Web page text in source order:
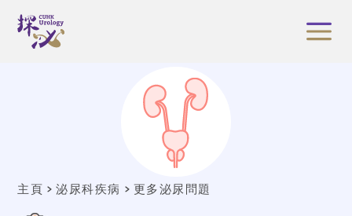
主頁 泌尿科疾病 更多泌尿問題